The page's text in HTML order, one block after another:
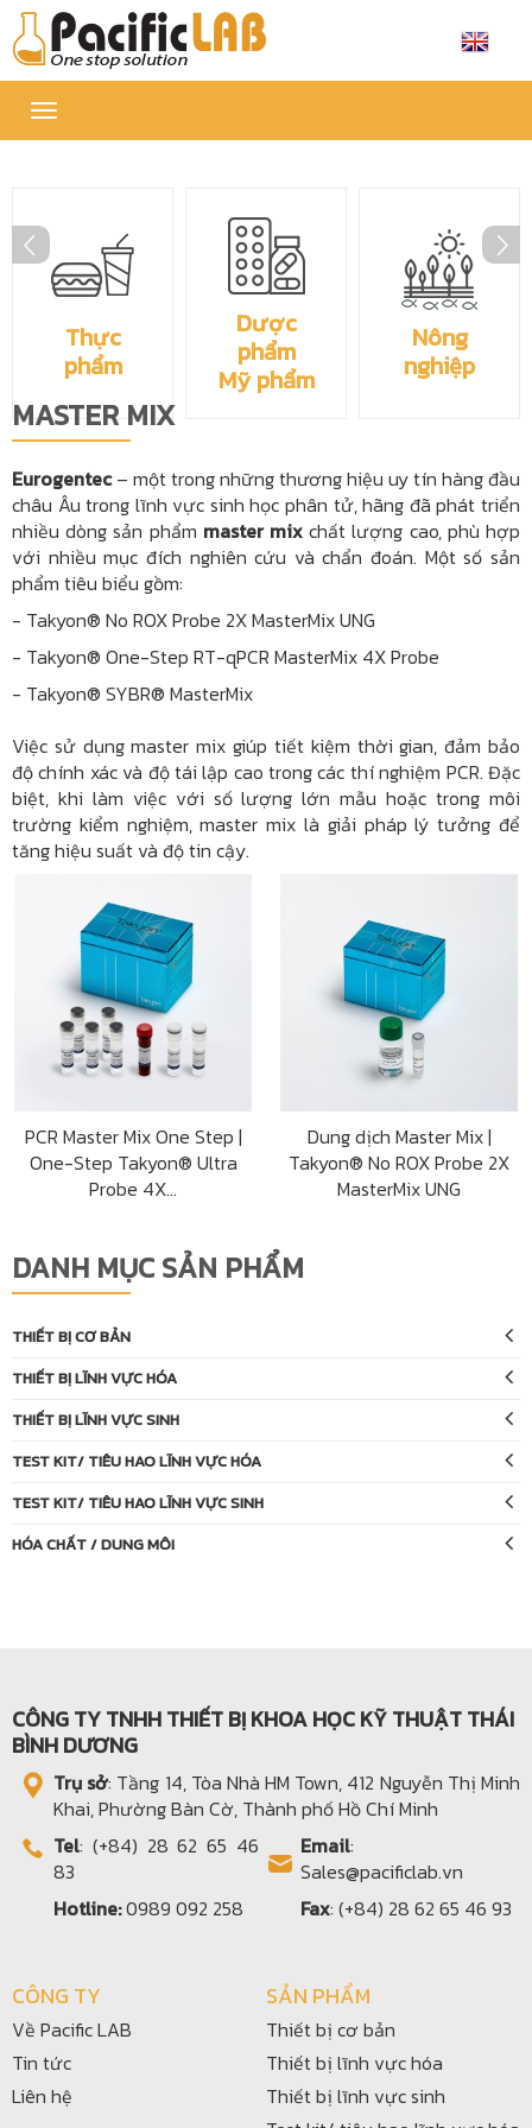
Toggle
navigation
Thực
phẩm
Dược
phẩm
Mỹ phẩm
Nông
nghiệp
MASTER MIX
Eurogentec– một trong những thương hiệu uy tín hàng đầu
châu Âu trong lĩnh vực sinh học phân tử, hãng đã phát triển
nhiều dòng sản phẩm master mix chất lượng cao, phù hợp
với nhiều mục đích nghiên cứu và chẩn đoán. Một số sản
phẩm tiêu biểu gồm:
- Takyon® No ROX Probe 2X MasterMix UNG
- Takyon® One-Step RT-qPCR MasterMix 4X Probe
- Takyon® SYBR® MasterMix
Việc sử dụng master mix giúp tiết kiệm thời gian, đảm bảo
độ chính xác và độ tái lập cao trong các thí nghiệm PCR. Đặc
biệt, khi làm việc với số lượng lớn mẫu hoặc trong môi
trường kiểm nghiệm, master mix là giải pháp lý tưởng để
tăng hiệu suất và độ tin cậy.
PCR Master Mix One Step |
One-Step Takyon® Ultra
Probe 4X...
Dung dịch Master Mix |
Takyon® No ROX Probe 2X
MasterMix UNG
DANH MỤC SẢN PHẨM
THIẾT BỊ CƠ BẢN
THIẾT BỊ LĨNH VỰC HÓA
THIẾT BỊ LĨNH VỰC SINH
TEST KIT/ TIÊU HAO LĨNH VỰC HÓA
TEST KIT/ TIÊU HAO LĨNH VỰC SINH
HÓA CHẤT / DUNG MÔI
CÔNG TY TNHH THIẾT BỊ KHOA HỌC KỸ THUẬT THÁI
BÌNH DƯƠNG
Trụ sở: Tầng 14, Tòa Nhà HM Town, 412 Nguyễn Thị Minh
Khai, Phường Bàn Cờ, Thành phố Hồ Chí Minh
Tel: (+84) 28 62 65 46
83
Email:
Sales@pacificlab.vn
Hotline:0989 092 258 Fax: (+84) 28 62 65 46 93
CÔNG TY
Về Pacific LAB
Tin tức
Liên hệ
SẢN PHẨM
Thiết bị cơ bản
Thiết bị lĩnh vực hóa
Thiết bị lĩnh vực sinh